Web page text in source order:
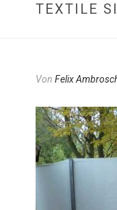
TEXTILE
Von Felix